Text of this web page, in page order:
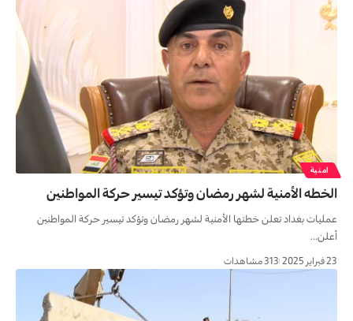
امنية
الخطه الأمنية لشهر رمضان وتؤكد تيسير حركة المواطنين
عمليات بغداد تعلن خطتها الأمنية لشهر رمضان وتؤكد تيسير حركة المواطنين
أعلن…
23 فبراير 2025 313 مشاهدات